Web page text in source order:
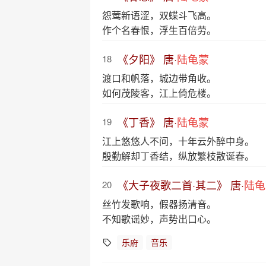
怨莺新语涩，双蝶斗飞高。
作个名春恨，浮生百倍劳。
18 《夕阳》 唐·陆龟蒙
渡口和帆落，城边带角收。
如何茂陵客，江上倚危楼。
19 《丁香》 唐·陆龟蒙
江上悠悠人不问，十年云外醉中身。
殷勤解却丁香结，纵放繁枝散诞春。
20 《大子夜歌二首·其二》 唐·陆
丝竹发歌响，假器扬清音。
不知歌谣妙，声势出口心。
乐府 音乐